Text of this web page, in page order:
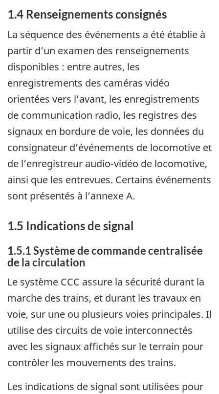
1.4 Renseignements consignés
La séquence des événements a été établie à
partir d’un examen des renseignements
disponibles : entre autres, les
enregistrements des caméras vidéo
orientées vers l’avant, les enregistrements
de communication radio, les registres des
signaux en bordure de voie, les données du
consignateur d’événements de locomotive et
de l’enregistreur audio-vidéo de locomotive,
ainsi que les entrevues. Certains événements
sont présentés à l’annexe A.
1.5 Indications de signal
1.5.1Système de commande centralisée
de la circulation
Le système CCC assure la sécurité durant la
marche des trains, et durant les travaux en
voie, sur une ou plusieurs voies principales. Il
utilise des circuits de voie interconnectés
avec les signaux affichés sur le terrain pour
contrôler les mouvements des trains.
Les indications de signal sont utilisées pour